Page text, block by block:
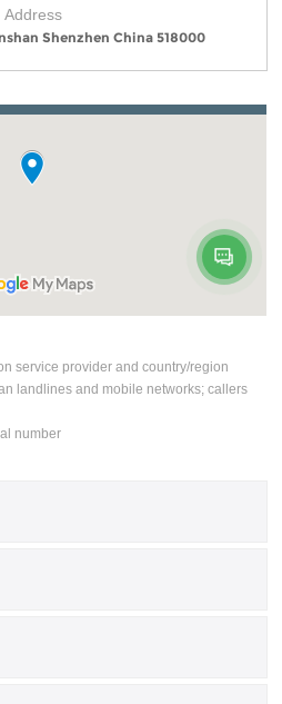
Address
Shenzhen China 518000
service provider and country/region
landlines and mobile networks; callers
number